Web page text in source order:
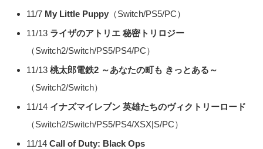
11/7 My Little Puppy （Switch/PS5/PC）
11/13 ライザのアトリエ 秘密トリロジー
（Switch2/Switch/PS5/PS4/PC）
11/13 桃太郎電鉄2 ～あなたの町も きっとある～
（Switch2/Switch）
11/14 イナズマイレブン 英雄たちのヴィクトリーロード
（Switch2/Switch/PS5/PS4/XSX|S/PC）
11/14 Call of Duty: Black Ops